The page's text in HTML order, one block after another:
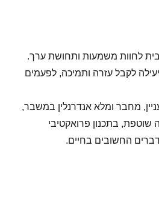
לחוות משמעות ותחושת ערך.
לקבל עזרה ותמיכה, לפעמים
מחבר ומלא אנדרנלין במשבר,
בתכנון פרואקטיבי
החשובים בחיים.